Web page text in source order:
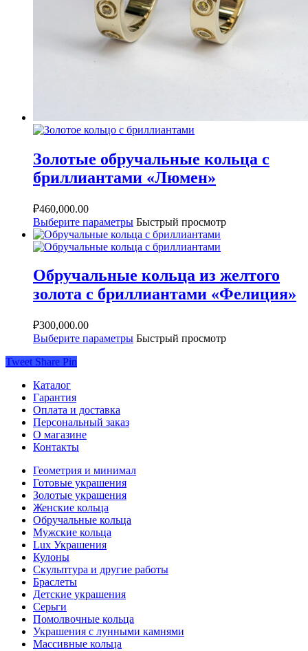
Золотые обручальные кольца с
бриллиантами «Люмен»
₽460,000.00
Выберите параметры Быстрый просмотр
Обручальные кольца из желтого
золота с бриллиантами «Фелиция»
₽300,000.00
Выберите параметры Быстрый просмотр
Tweet Share Pin
Каталог
Гарантия
Оплата и доставка
Персональный заказ
О магазине
Контакты
Геометрия и минимал
Готовые украшения
Золотые украшения
Женские кольца
Обручальные кольца
Мужские кольца
Lux Украшения
Кулоны
Скульптура и другие работы
Браслеты
Детские украшения
Серьги
Помолвочные кольца
Украшения с лунными камнями
Массивные кольца